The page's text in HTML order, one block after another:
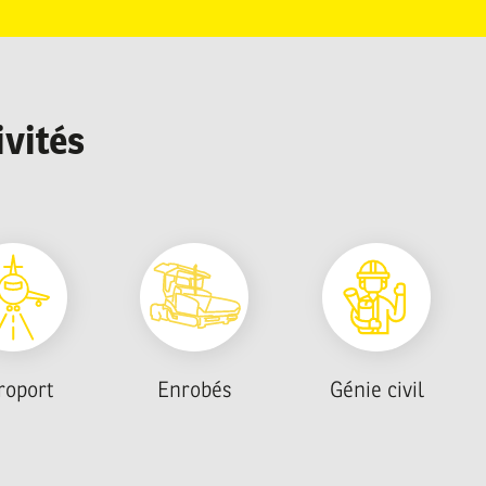
Enrobés Génie civil